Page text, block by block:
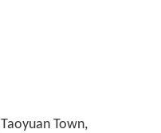
Town,